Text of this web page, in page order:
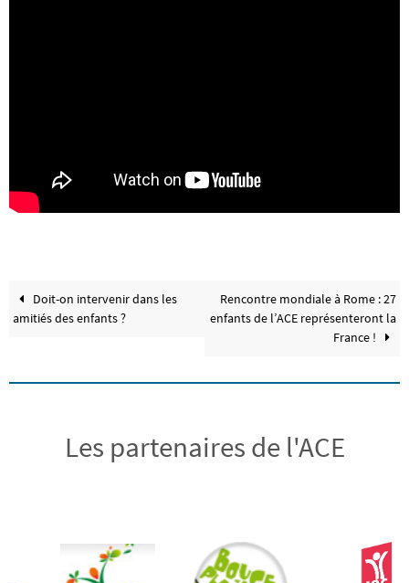
Doit-on intervenir dans les
amitiés des enfants ?
Rencontre mondiale à Rome : 27
enfants de l’ACE représenteront la
France !
Les partenaires de l'ACE